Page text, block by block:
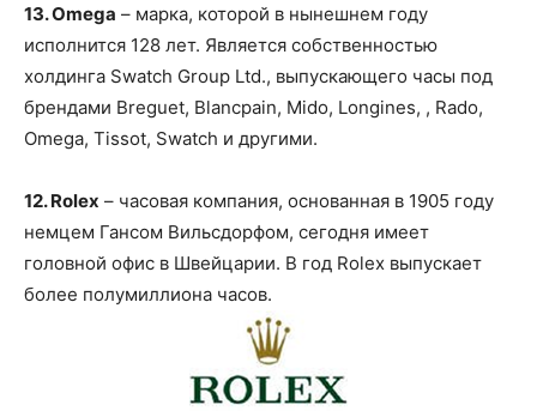
13. Omega – марка, которой в нынешнем году
исполнится 128 лет. Является собственностью
холдинга Swatch Group Ltd., выпускающего часы под
брендами Breguet, Blancpain, Mido, Longines, , Rado,
Omega, Tissot, Swatch и другими.
12. Rolex – часовая компания, основанная в 1905 году
немцем Гансом Вильсдорфом, сегодня имеет
головной офис в Швейцарии. В год Rolex выпускает
более полумиллиона часов.